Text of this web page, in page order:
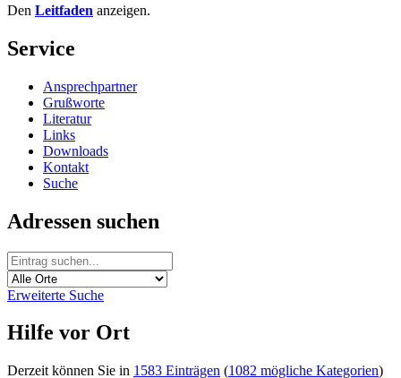
Den Leitfaden anzeigen.
Service
Ansprechpartner
Grußworte
Literatur
Links
Downloads
Kontakt
Suche
Adressen suchen
Erweiterte Suche
Hilfe vor Ort
Derzeit können Sie in 1583 Einträgen (1082 mögliche Kategorien)